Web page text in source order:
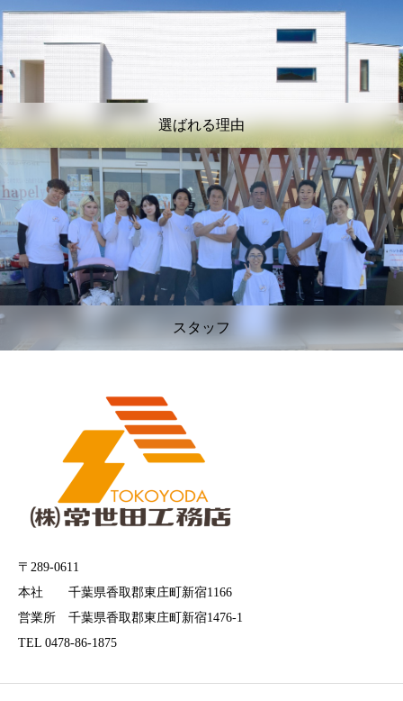
選ばれる理由
スタッフ
〒289-0611
本社 千葉県香取郡東庄町新宿1166
営業所 千葉県香取郡東庄町新宿1476-1
TEL 0478-86-1875